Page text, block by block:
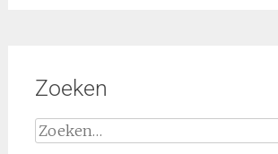
Zoeken